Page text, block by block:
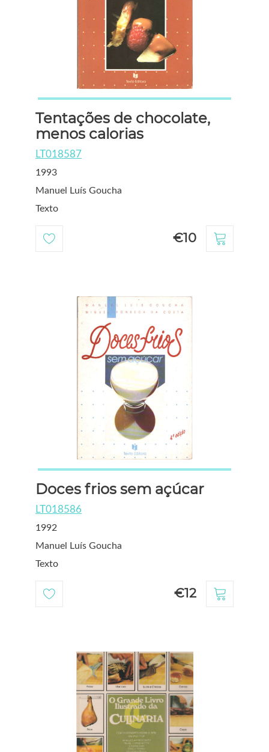
Tentações de chocolate,
menos calorias
LT018587
1993
Manuel Luís Goucha
Texto
€10
Doces frios sem açúcar
LT018586
1992
Manuel Luís Goucha
Texto
€12